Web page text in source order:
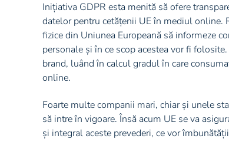
Inițiativa GDPR esta menită să ofere
datelor pentru cetățenii UE în mediul online.
fizice din Uniunea Europeană să informeze
personale și în ce scop acestea vor fi
brand, luând în calcul gradul în care
online.
Foarte multe companii mari, chiar și unele
să intre în vigoare. Însă acum UE se va
și integral aceste prevederi, ce vor